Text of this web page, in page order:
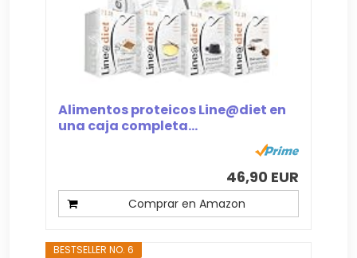
Alimentos proteicos Line@diet en
una caja completa...
46,90 EUR
Comprar en Amazon
BESTSELLER NO. 6